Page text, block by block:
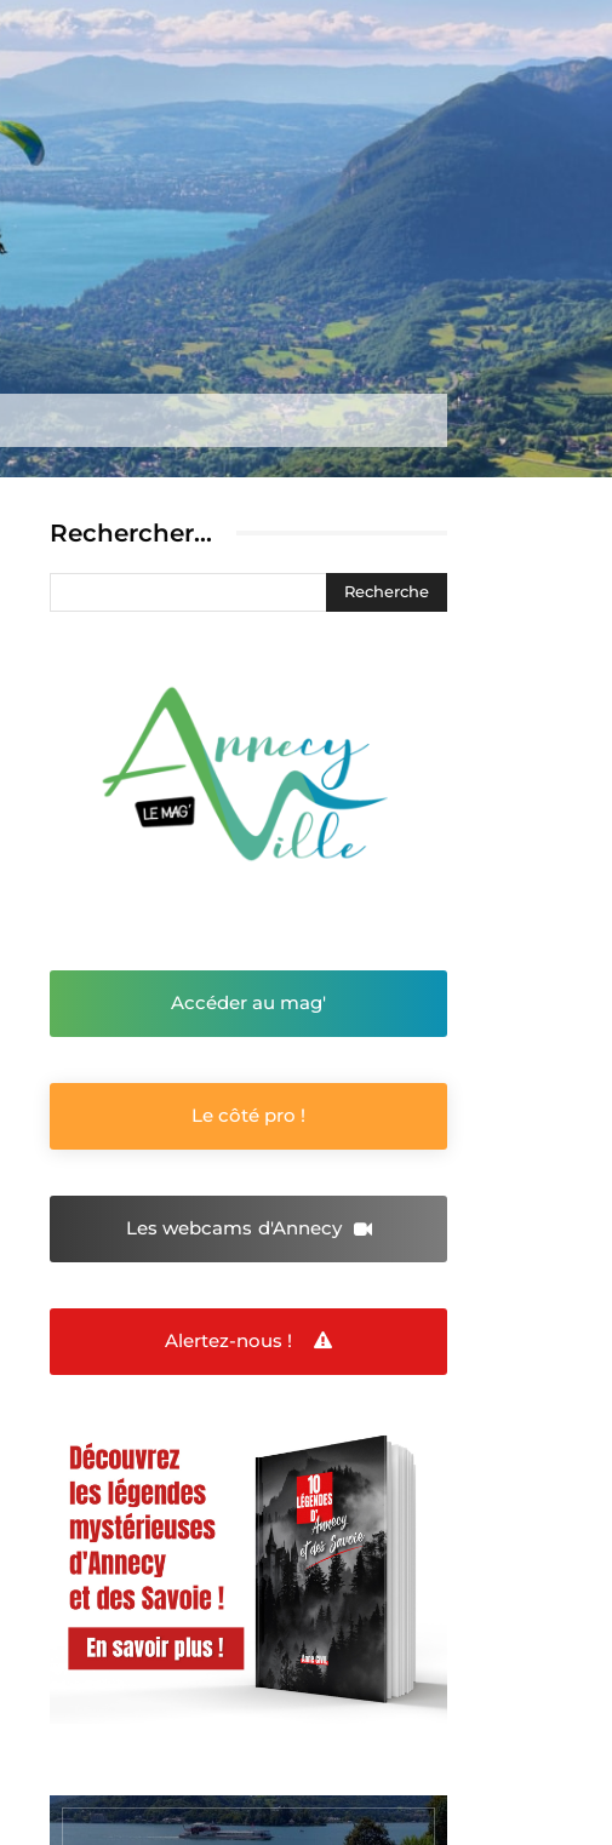
Alertez-nous Plus
Rechercher…
Accéder au mag'
Le côté pro !
Les webcams d'Annecy
Alertez-nous !